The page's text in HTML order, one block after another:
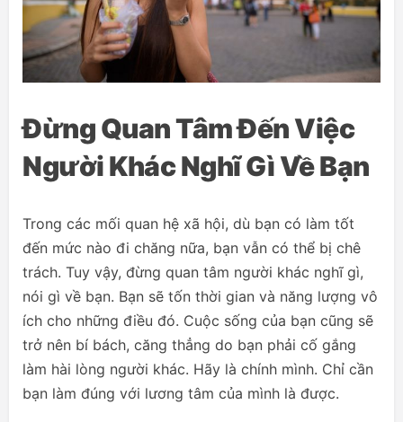
Đừng Quan Tâm Đến Việc
Người Khác Nghĩ Gì Về Bạn
Trong các mối quan hệ xã hội, dù bạn có làm tốt
đến mức nào đi chăng nữa, bạn vẫn có thể bị chê
trách. Tuy vậy, đừng quan tâm người khác nghĩ gì,
nói gì về bạn. Bạn sẽ tốn thời gian và năng lượng vô
ích cho những điều đó. Cuộc sống của bạn cũng sẽ
trở nên bí bách, căng thẳng do bạn phải cố gắng
làm hài lòng người khác. Hãy là chính mình. Chỉ cần
bạn làm đúng với lương tâm của mình là được.